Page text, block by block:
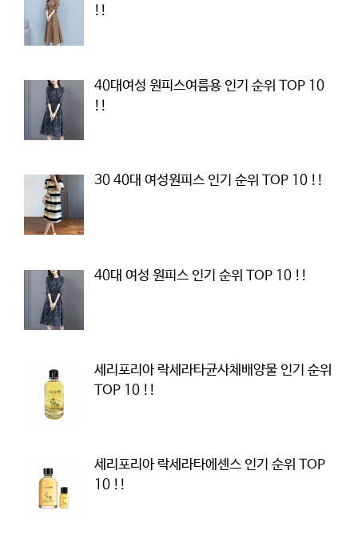
!!
40대여성 원피스여름용 인기 순위 TOP 10
!!
30 40대 여성원피스 인기 순위 TOP 10 !!
40대 여성 원피스 인기 순위 TOP 10 !!
세리포리아 락세라타균사체배양물 인기 순위
TOP 10 !!
세리포리아 락세라타에센스 인기 순위 TOP
10 !!